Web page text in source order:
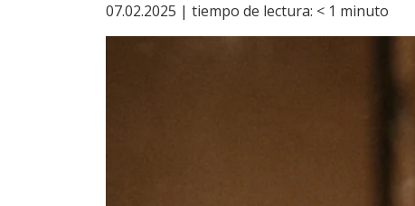
07.02.2025 | tiempo de lectura: < 1 minuto